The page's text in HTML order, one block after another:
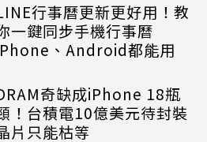
行事曆更新更好用！教
一鍵同步手機行事曆
、Android都能用
奇缺成iPhone 18瓶
！台積電10億美元待封裝
片只能枯等